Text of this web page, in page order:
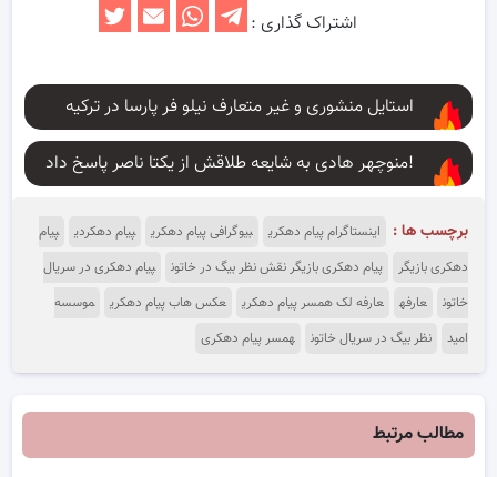
اشتراک گذاری :
استایل منشوری و غیر متعارف نیلو فر پارسا در ترکیه
منوچهر هادی به شایعه طلاقش از یکتا ناصر پاسخ داد!
برچسب ها : اینستاگرام پیام دهکری بیوگرافی پیام دهکری پیام دهکردی
پیام
دهکری بازیگر
پیام دهکری بازیگر نقش نظر بیگ در خاتون
پیام دهکری در سریال
خاتون
عارفه عارفه لک همسر پیام دهکری عکس هاب پیام دهکری
موسسه
امید
نظر بیگ در سریال خاتون همسر پیام دهکری
مطالب مرتبط